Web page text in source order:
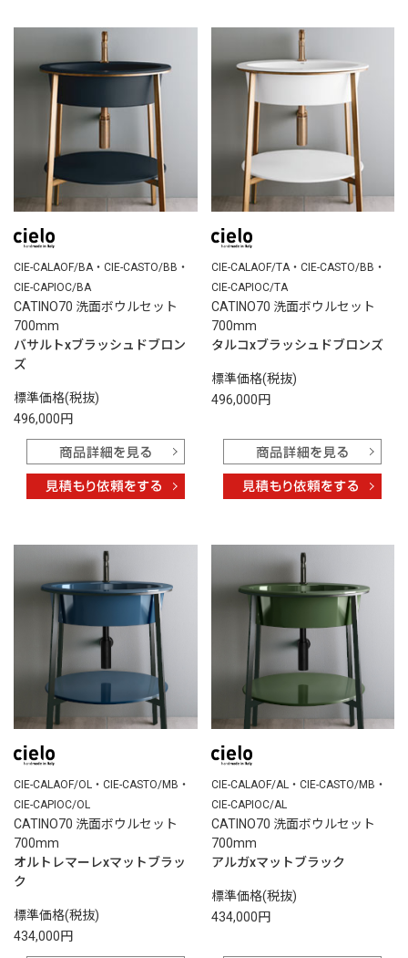
CIE-CALAOF/BA・CIE-CASTO/BB・
CIE-CAPIOC/BA
CATINO70 洗面ボウルセット
700mm
バサルトxブラッシュドブロン
ズ
標準価格(税抜)
496,000円
CIE-CALAOF/TA・CIE-CASTO/BB・
CIE-CAPIOC/TA
CATINO70 洗面ボウルセット
700mm
タルコxブラッシュドブロンズ
標準価格(税抜)
496,000円
CIE-CALAOF/OL・CIE-CASTO/MB・
CIE-CAPIOC/OL
CATINO70 洗面ボウルセット
700mm
オルトレマーレxマットブラッ
ク
標準価格(税抜)
434,000円
CIE-CALAOF/AL・CIE-CASTO/MB・
CIE-CAPIOC/AL
CATINO70 洗面ボウルセット
700mm
アルガxマットブラック
標準価格(税抜)
434,000円